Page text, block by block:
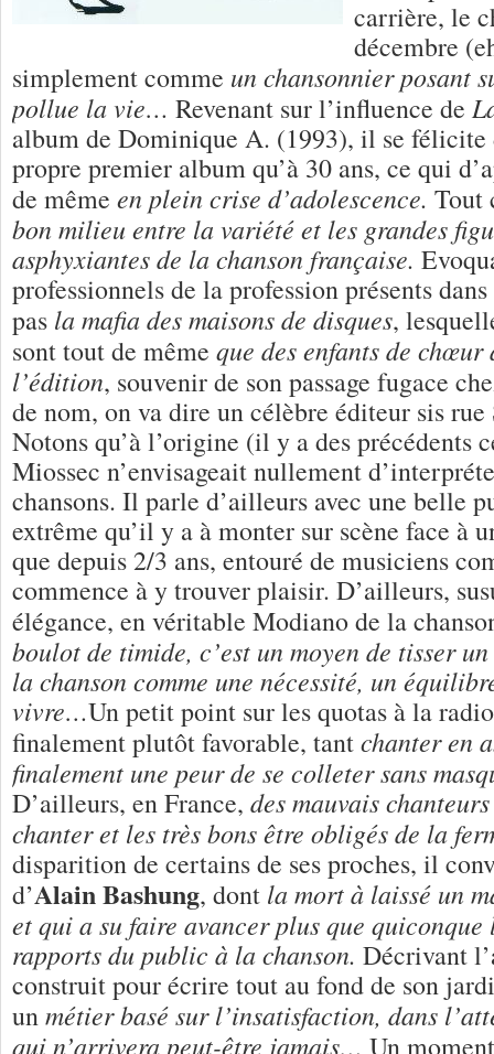
carrière, le
décembre
simplement comme un chansonnier posant
pollue la vie… Revenant sur l’influence de
album de Dominique A. (1993), il se félicite
propre premier album qu’à 30 ans, ce qui
de même en plein crise d’adolescence. Tout
bon milieu entre la variété et les grandes
asphyxiantes de la chanson française.
professionnels de la profession présents
pas la mafia des maisons de disques,
sont tout de même que des enfants de chœur
l’édition, souvenir de son passage fugace
de nom, on va dire un célèbre éditeur sis
Notons qu’à l’origine (il y a des précédents
Miossec n’envisageait nullement
chansons. Il parle d’ailleurs avec une belle
extrême qu’il y a à monter sur scène face à
que depuis 2/3 ans, entouré de musiciens
commence à y trouver plaisir. D’ailleurs,
élégance, en véritable Modiano de la
boulot de timide, c’est un moyen de tisser
la chanson comme une nécessité, un
vivre…Un petit point sur les quotas à la
finalement plutôt favorable, tantchanter en
finalement une peur de se colleter sans
D’ailleurs, en France, des mauvais
chanter et les très bons être obligés de la
disparition de certains de ses proches, il
d’Alain Bashung, dont la mort à laissé un
et qui a su faire avancer plus que quiconque
rapports du public à la chanson. Décrivant
construit pour écrire tout au fond de son
unmétier basé sur l’insatisfaction, dans
qui n’arrivera peut-être jamais… Un